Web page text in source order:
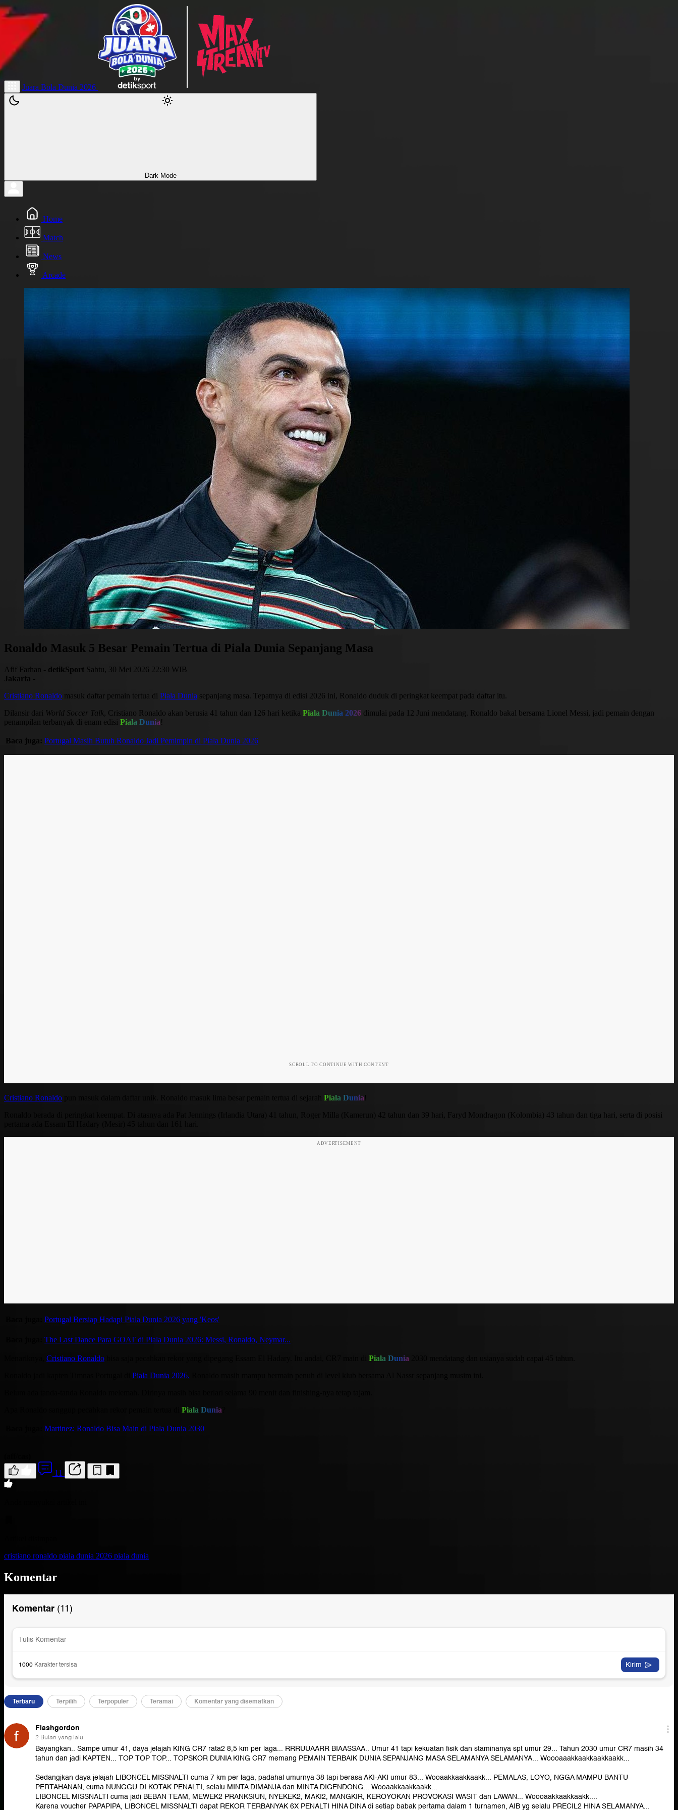
Juara Bola Dunia 2026
Dark Mode
Home
Match
News
Arcade
Ronaldo Masuk 5 Besar Pemain Tertua di Piala Dunia Sepanjang Masa
Afif Farhan - detikSport Sabtu, 30 Mei 2026 22:30 WIB
Jakarta -
Cristiano Ronaldo masuk daftar pemain tertua di Piala Dunia sepanjang masa. Tepatnya di edisi 2026 ini, Ronaldo duduk di peringkat keempat pada daftar itu.
Dilansir dari World Soccer Talk, Cristiano Ronaldo akan berusia 41 tahun dan 126 hari ketika Piala Dunia 2026 dimulai pada 12 Juni mendatang. Ronaldo bakal bersama Lionel Messi, jadi pemain dengan
penampilan terbanyak di enam edisi Piala Dunia!
Baca juga: Portugal Masih Butuh Ronaldo Jadi Pemimpin di Piala Dunia 2026
SCROLL TO CONTINUE WITH CONTENT
Cristiano Ronaldo Piala Dunia
Ronaldo berada di peringkat keempat. Di atasnya ada Pat Jennings (Irlandia Utara) 41 tahun, Roger Milla (Kamerun) 42 tahun dan 39 hari, Faryd Mondragon (Kolombia) 43 tahun dan tiga hari, serta di posisi
ADVERTISEMENT
Portugal Bersiap Hadapi Piala Dunia 2026 yang 'Keos'
The Last Dance Para GOAT di Piala Dunia 2026: Messi, Ronaldo, Neymar...
Cristiano Ronaldo Piala Dunia
Piala Dunia 2026.
Piala Dunia
Martinez: Ronaldo Bisa Main di Piala Dunia 2030
11
cristiano ronaldo piala dunia 2026 piala dunia
Komentar